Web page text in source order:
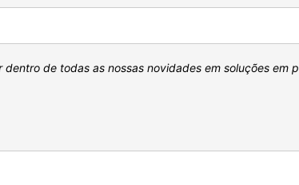
de todas as nossas novidades em soluções em